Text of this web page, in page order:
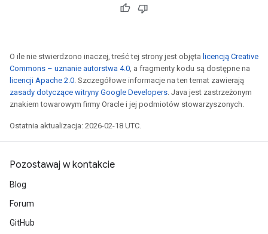
O ile nie stwierdzono inaczej, treść tej strony jest objęta licencją Creative
Commons – uznanie autorstwa 4.0, a fragmenty kodu są dostępne na
licencji Apache 2.0. Szczegółowe informacje na ten temat zawierają
zasady dotyczące witryny Google Developers. Java jest zastrzeżonym
znakiem towarowym firmy Oracle i jej podmiotów stowarzyszonych.
Ostatnia aktualizacja: 2026-02-18 UTC.
Pozostawaj w kontakcie
Blog
Forum
GitHub